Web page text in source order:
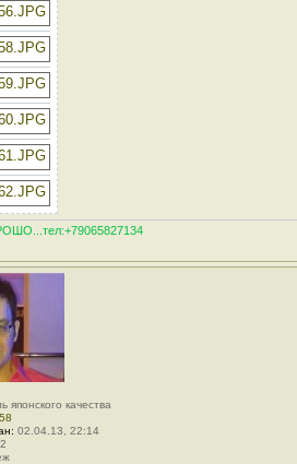
японского качества
02.04.13, 22:14